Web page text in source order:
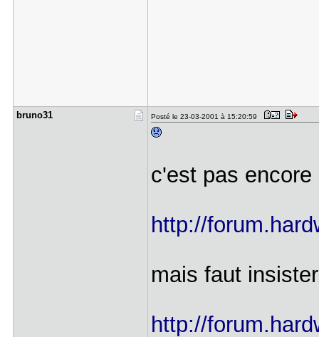
bruno31 Posté le 23-03-2001 à 15:20:59
c'est pas encore
http://
mais faut
http://